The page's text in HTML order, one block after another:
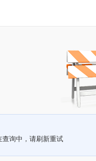
查询中，请刷新重试